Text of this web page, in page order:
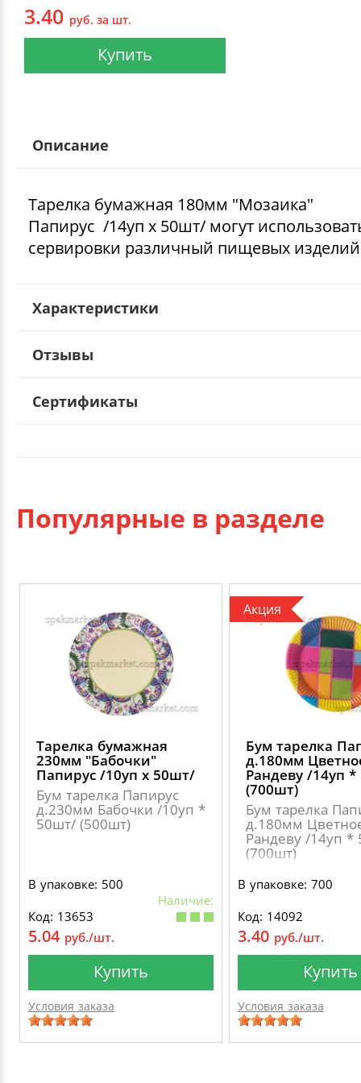
3.40 руб. за шт.
Купить
Описание
Тарелка бумажная 180мм "Мозаика"
Папирус /14уп х 50шт/ могут
сервировки различный пищевых
Характеристики
Отзывы
Сертификаты
Популярные в разделе
Тарелка бумажная
230мм "Бабочки"
Папирус /10уп х 50шт/
Бум тарелка Папирус
д.230мм Бабочки /10уп *
50шт/ (500шт)
В упаковке: 500
Наличие:
Код: 13653
5.04 руб./шт.
Купить
Условия заказа
Акция
Бум тарелка
д.180мм
Рандеву /14уп
(700шт)
Бум тарелка
д.180мм
Рандеву /14уп *
(700шт)
В упаковке: 700
Код: 14092
3.40 руб./шт.
Купить
Условия заказа